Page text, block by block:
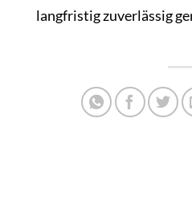
langfristig zuverlässig